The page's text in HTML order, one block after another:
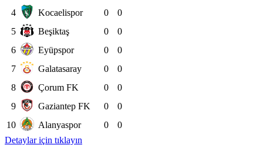
4
Kocaelispor 0
0
5
Beşiktaş 0
0
6
Eyüpspor 0
0
7
Galatasaray 0
0
8
Çorum FK 0
0
9
Gaziantep FK 0
0
10
Alanyaspor 0
0
Detaylar için tıklayın